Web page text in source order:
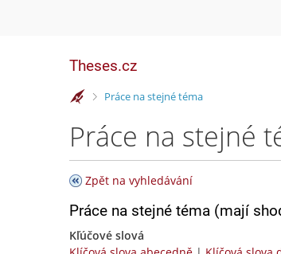
Theses.cz
>Práce na stejné téma
Práce na stejné
Zpět na vyhledávání
Práce na stejné téma (mají
Kľúčové slová